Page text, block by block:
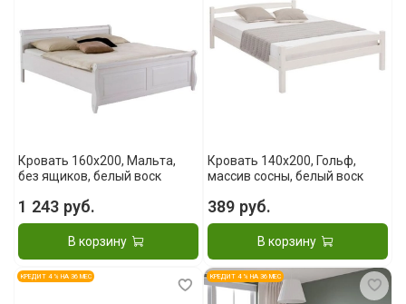
Кровать 160x200, Мальта,
без ящиков, белый воск
1 243 руб.
В корзину
Кровать 140x200, Гольф,
массив сосны, белый воск
389 руб.
В корзину
КРЕДИТ 4 % НА 36 МЕС КРЕДИТ 4 % НА 36 МЕС